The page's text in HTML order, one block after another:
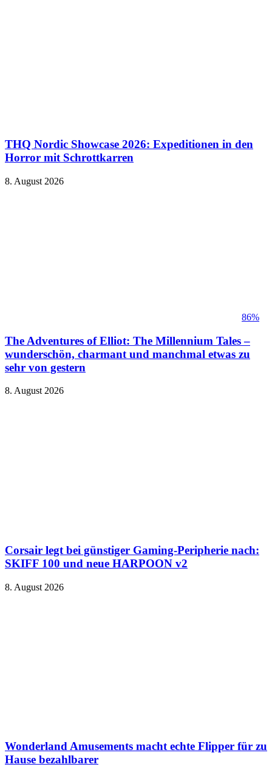
THQ Nordic Showcase 2026: Expeditionen in den
Horror mit Schrottkarren
8. August 2026
86%
The Adventures of Elliot: The Millennium Tales –
wunderschön, charmant und manchmal etwas zu
sehr von gestern
8. August 2026
Corsair legt bei günstiger Gaming-Peripherie nach:
SKIFF 100 und neue HARPOON v2
8. August 2026
Wonderland Amusements macht echte Flipper für zu
Hause bezahlbarer